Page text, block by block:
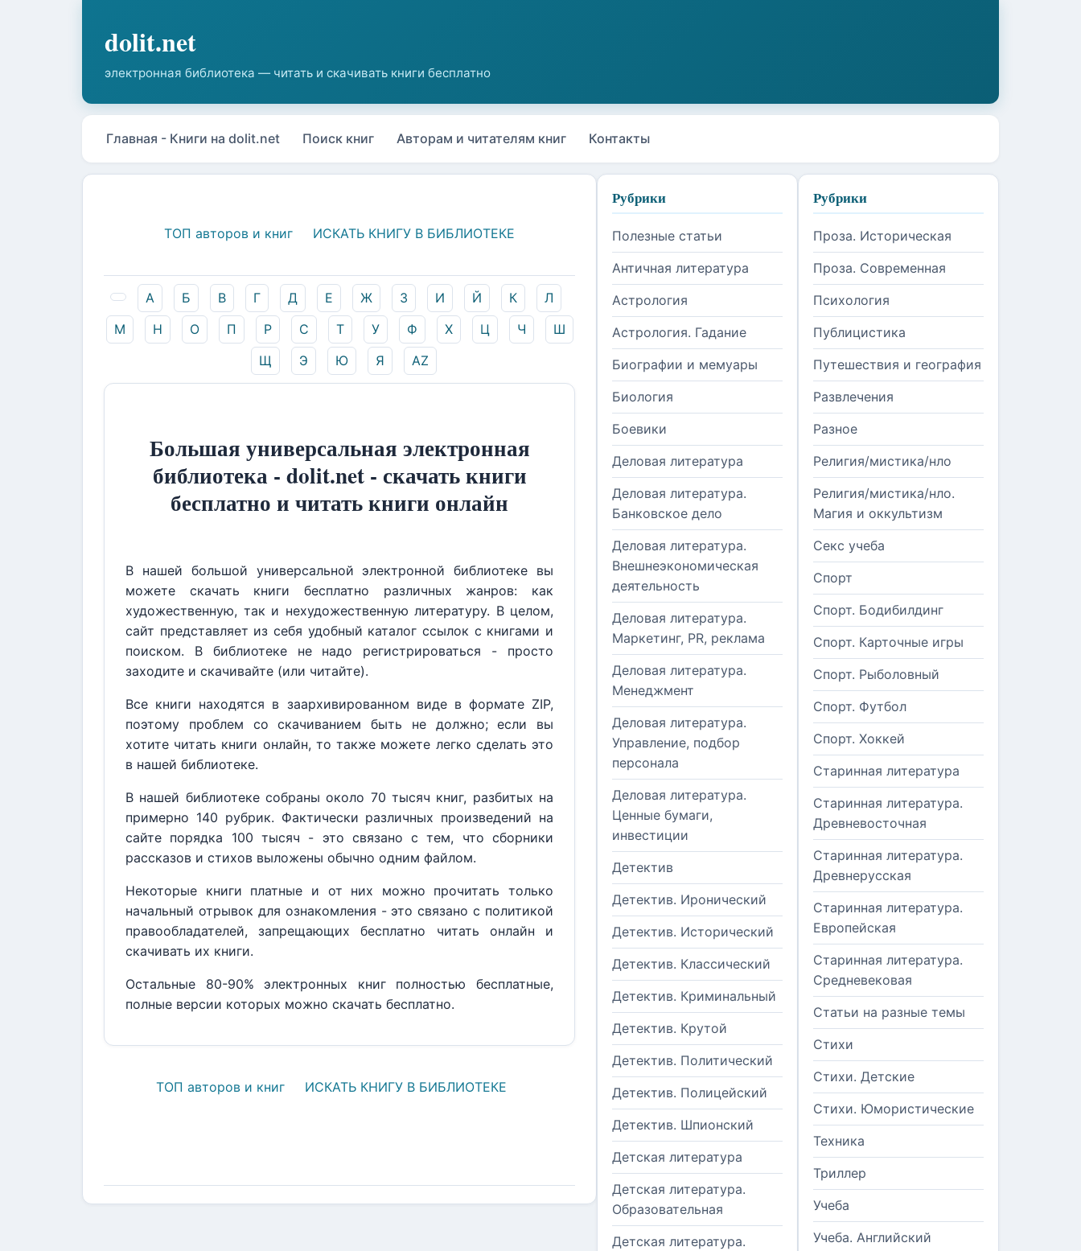
Главная - Книги на dolit.net Поиск книг Авторам и читателям книг Контакты
ТОП авторов и книг ИСКАТЬ КНИГУ В БИБЛИОТЕКЕ
А Б В Г Д Е Ж З И Й К
Л
М
Н О П Р С Т У Ф Х Ц Ч
Ш
Щ
Э Ю Я AZ
Большая универсальная электронная
библиотека - dolit.net - скачать книги
бесплатно и читать книги онлайн
В нашей большой универсальной электронной библиотеке вы
можете скачать книги бесплатно различных жанров: как
художественную, так и нехудожественную литературу. В целом,
сайт представляет из себя удобный каталог ссылок с книгами и
поиском. В библиотеке не надо регистрироваться - просто
заходите и скачивайте (или читайте).
Все книги находятся в заархивированном виде в формате ZIP,
поэтому проблем со скачиванием быть не должно; если вы
хотите читать книги онлайн, то также можете легко сделать это
в нашей библиотеке.
В нашей библиотеке собраны около 70 тысяч книг, разбитых на
примерно 140 рубрик. Фактически различных произведений на
сайте порядка 100 тысяч - это связано с тем, что сборники
рассказов и стихов выложены обычно одним файлом.
Некоторые книги платные и от них можно прочитать только
начальный отрывок для ознакомления - это связано с политикой
правообладателей, запрещающих бесплатно читать онлайн и
скачивать их книги.
Остальные 80-90% электронных книг полностью бесплатные,
полные версии которых можно скачать бесплатно.
ТОП авторов и книг ИСКАТЬ КНИГУ В БИБЛИОТЕКЕ
Рубрики
Полезные статьи
Античная литература
Астрология
Астрология. Гадание
Биографии и мемуары
Биология
Боевики
Деловая литература
Деловая литература.
Банковское дело
Деловая литература.
Внешнеэкономическая
деятельность
Деловая литература.
Маркетинг, PR, реклама
Деловая литература.
Менеджмент
Деловая литература.
Управление, подбор
персонала
Деловая литература.
Ценные бумаги,
инвестиции
Детектив
Детектив. Иронический
Детектив. Исторический
Детектив. Классический
Детектив. Криминальный
Детектив. Крутой
Детектив. Политический
Детектив. Полицейский
Детектив. Шпионский
Детская литература
Детская литература.
Образовательная
Детская литература.
Рубрики
Проза. Историческая
Проза. Современная
Психология
Публицистика
Путешествия и география
Развлечения
Разное
Религия/мистика/нло
Религия/мистика/нло.
Магия и оккультизм
Секс учеба
Спорт
Спорт. Бодибилдинг
Спорт. Карточные игры
Спорт. Рыболовный
Спорт. Футбол
Спорт. Хоккей
Старинная литература
Старинная литература.
Древневосточная
Старинная литература.
Древнерусская
Старинная литература.
Европейская
Старинная литература.
Средневековая
Статьи на разные темы
Стихи
Стихи. Детские
Стихи. Юмористические
Техника
Триллер
Учеба
Учеба. Английский